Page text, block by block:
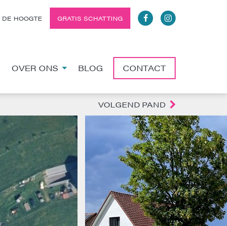
OVER ONS BLOG CONTACT
HOOGTE GRATIS SCHATTING
VOLGEND PAND